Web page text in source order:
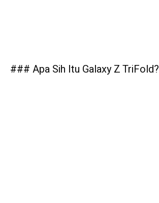
### Apa Sih Itu Galaxy Z TriFold?